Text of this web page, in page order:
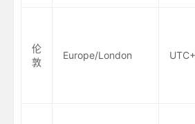
伦
敦
Europe/London